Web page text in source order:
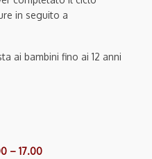
in seguito a
ai bambini fino ai 12 anni
– 17.00